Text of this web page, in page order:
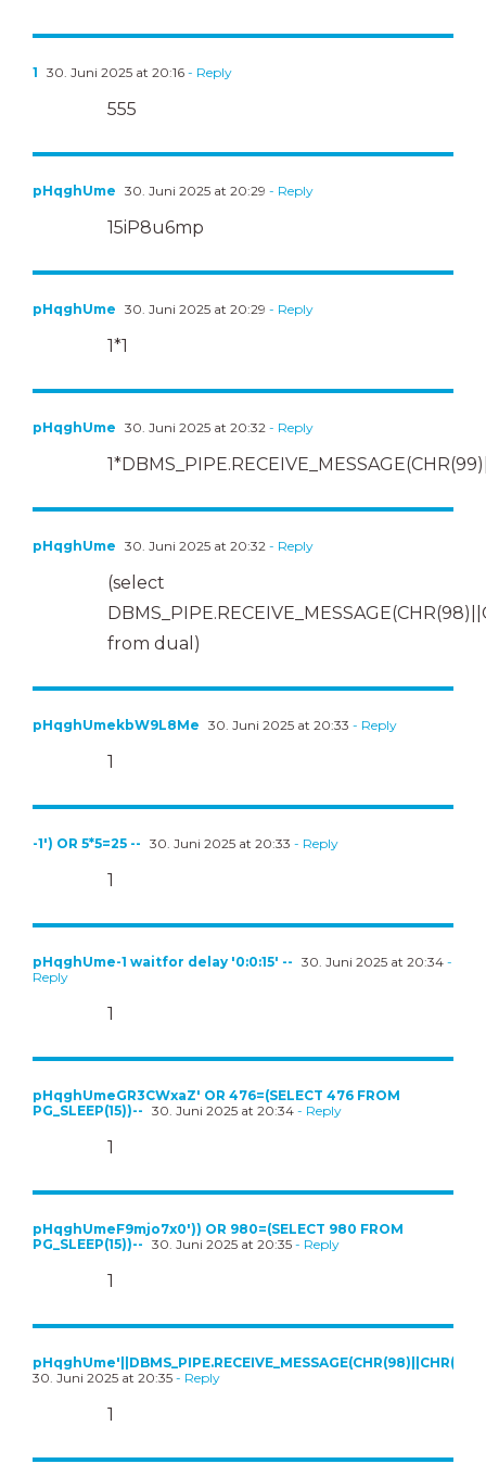
1 30. Juni 2025 at 20:16- Reply
555
pHqghUme 30. Juni 2025 at 20:29 - Reply
15iP8u6mp
pHqghUme 30. Juni 2025 at 20:29 - Reply
1*1
pHqghUme 30. Juni 2025 at 20:32 - Reply
pHqghUme 30. Juni 2025 at 20:32 - Reply
(select
from dual)
pHqghUmekbW9L8Me 30. Juni 2025 at 20:33 - Reply
1
-1') OR 5*5=25 -- 30. Juni 2025 at 20:33 - Reply
1
pHqghUme-1 waitfor delay '0:0:15' -- 30. Juni 2025 at 20:34-
Reply
1
pHqghUmeGR3CWxaZ' OR 476=(SELECT 476 FROM
PG_SLEEP(15))-- 30. Juni 2025 at 20:34- Reply
1
pHqghUmeF9mjo7x0')) OR 980=(SELECT 980 FROM
PG_SLEEP(15))-- 30. Juni 2025 at 20:35- Reply
1
30. Juni 2025 at 20:35- Reply
1